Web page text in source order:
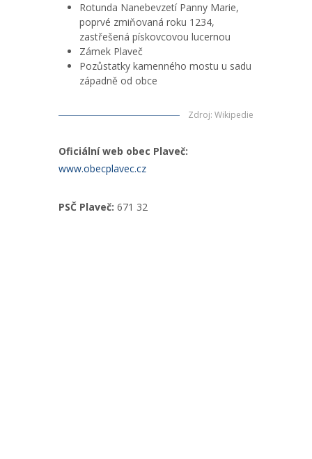
Rotunda Nanebevzetí Panny Marie,
poprvé zmiňovaná roku 1234,
zastřešená pískovcovou lucernou
Zámek Plaveč
Pozůstatky kamenného mostu u sadu
západně od obce
Zdroj: Wikipedie
Oficiální web obec Plaveč:
www.obecplavec.cz
PSČ Plaveč: 671 32